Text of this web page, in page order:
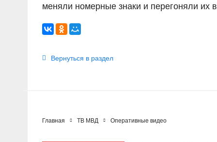
меняли номерные знаки и перегоняли их
Вернуться в раздел
Главная ТВ МВД Оперативные видео